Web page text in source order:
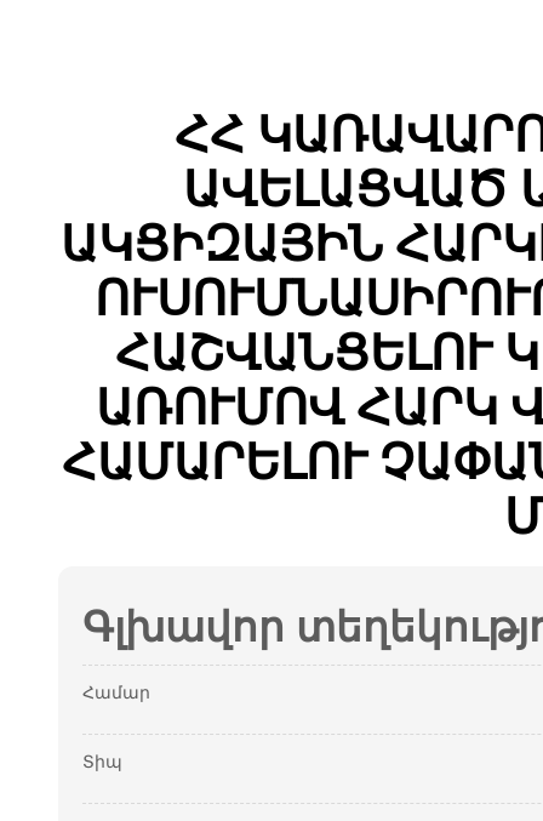
ՀՀ
ԱՎԵԼԱՑՎԱԾ
ԱԿՑԻԶԱՅԻՆ
ՀԱՇՎԱՆՑԵԼՈՒ
ԱՌՈՒՄՈՎ ՀԱՐԿ
ՀԱՄԱՐԵԼՈՒ
Գլխավոր
Համար
Տիպ